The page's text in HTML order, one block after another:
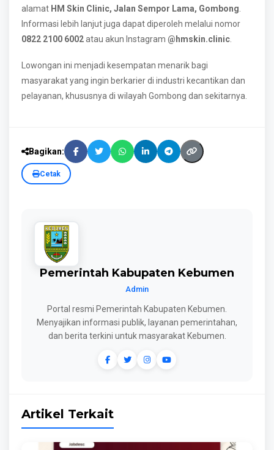
alamat HM Skin Clinic, Jalan Sempor Lama, Gombong
Informasi lebih lanjut juga dapat diperoleh melalui nomor
0822 2100 6002atau akun Instagram @hmskin.clinic
Lowongan ini menjadi kesempatan menarik bagi
masyarakat yang ingin berkarier di industri kecantikan dan
pelayanan, khususnya di wilayah Gombong dan sekitarnya.
Bagikan:
Cetak
Pemerintah Kabupaten Kebumen
Admin
Portal resmi Pemerintah Kabupaten Kebumen.
Menyajikan informasi publik, layanan pemerintahan,
dan berita terkini untuk masyarakat Kebumen.
Artikel Terkait